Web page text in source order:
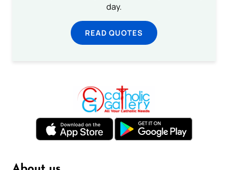
day.
READ QUOTES